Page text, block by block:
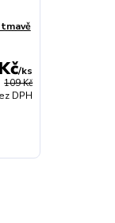
tmavě
109 Kč
/ks
DPH